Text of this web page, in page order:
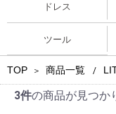
ドレス
ツール
TOP ＞ 商品一覧 /
3件の商品が見つか